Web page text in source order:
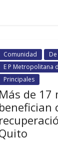
Comunidad
E P Metropolitana
Principales
Más de 17
benefician